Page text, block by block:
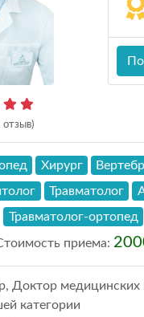
отзыв)
Хирург
Травматолог
Травматолог-ортопед
приема:
Доктор медицинских
категории